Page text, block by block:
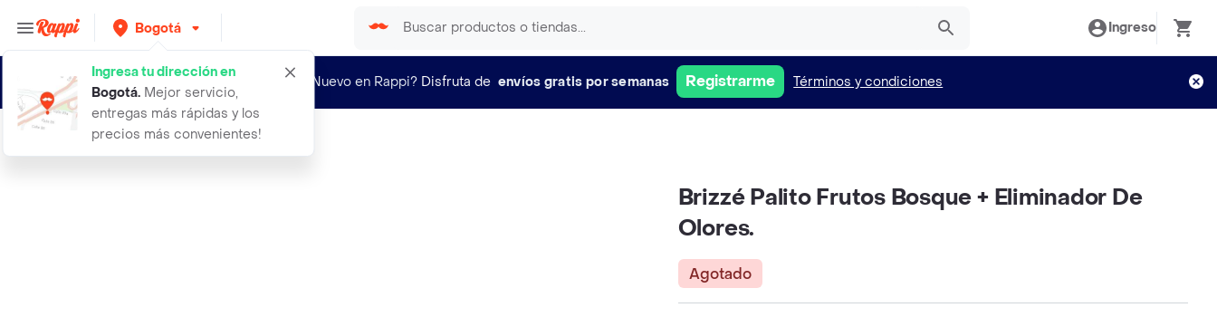
Bogotá
Ingresa tu dirección en
Bogotá. Mejor servicio,
entregas más rápidas y los
precios más convenientes!
Ingreso
¿Nuevo en Rappi? Disfruta de envíos gratis por semanas Registrarme Términos y condiciones
brizze palito frutos bosque elimina
Brizzé Palito Frutos Bosque + Eliminador De
Olores.
Agotado